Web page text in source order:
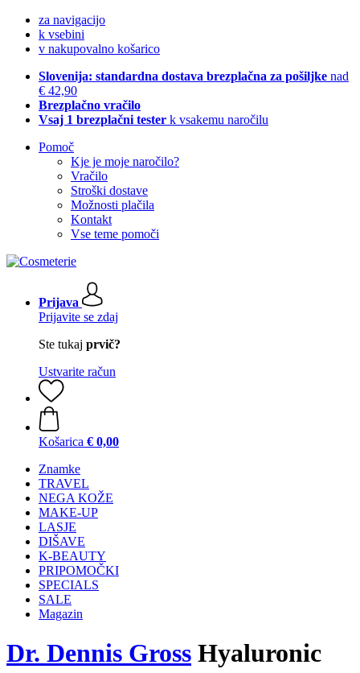
za navigacijo
k vsebini
v nakupovalno košarico
Slovenija: standardna dostava brezplačna za pošiljke nad
€ 42,90
Brezplačno vračilo
Vsaj 1 brezplačni tester k vsakemu naročilu
Pomoč
Kje je moje naročilo?
Vračilo
Stroški dostave
Možnosti plačila
Kontakt
Vse teme pomoči
Prijava
Prijavite se zdaj
Ste tukaj prvič?
Ustvarite račun
Košarica € 0,00
Znamke
TRAVEL
NEGA KOŽE
MAKE-UP
LASJE
DIŠAVE
K-BEAUTY
PRIPOMOČKI
SPECIALS
SALE
Magazin
Dr. Dennis Gross Hyaluronic